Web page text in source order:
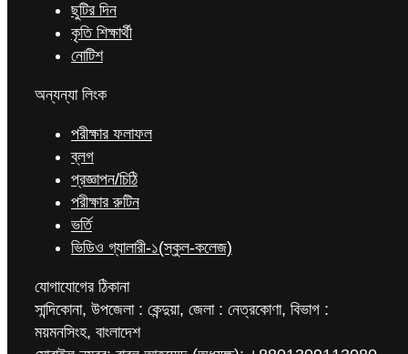
ছুটির দিন
কৃতি শিক্ষার্থী
নোটিশ
অন্যন্যা লিংক
পরীক্ষার ফলাফল
ব্লগ
প্রজ্ঞাপন/চিঠি
পরীক্ষার রুটিন
ভর্তি
ভিডিও গ্যালারী-১(স্কুল-কলেজ)
যোগাযোগের ঠিকানা
সান্দিকোনা, উপজেলা : কেন্দুয়া, জেলা : নেত্রকোণা, বিভাগ :
ময়মনসিংহ, বাংলাদেশ